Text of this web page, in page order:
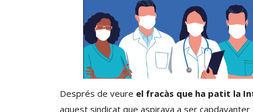
Després de veure el fracàs que ha patit la
aquest sindicat que aspirava a ser capdavanter